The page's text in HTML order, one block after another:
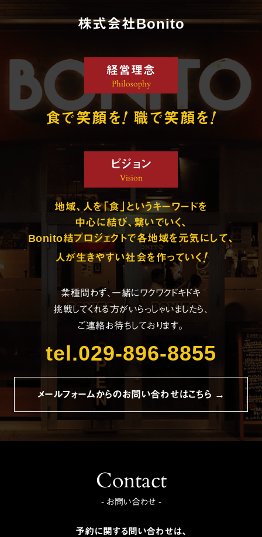
株式会社Bonito
経営理念
Philosophy
食で笑顔を! 職で笑顔を!
ビジョン
Vision
地域、人を「食」というキーワードを
中心に結び、繋いでいく、
Bonito結プロジェクトで各地域を元気にして、
人が生きやすい社会を作っていく!
業種問わず、一緒にワクワクドキドキ
挑戦してくれる方がいらっしゃいましたら、
ご連絡お待ちしております。
tel.029-896-8855
メールフォームからのお問い合わせはこちら →
Contact
- お問い合わせ -
予約に関する問い合わせは、